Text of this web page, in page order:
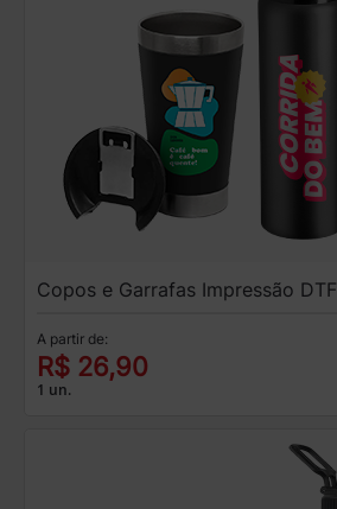
Copos e Garrafas Impressão DTF
A partir de:
R$ 26,90
1 un.